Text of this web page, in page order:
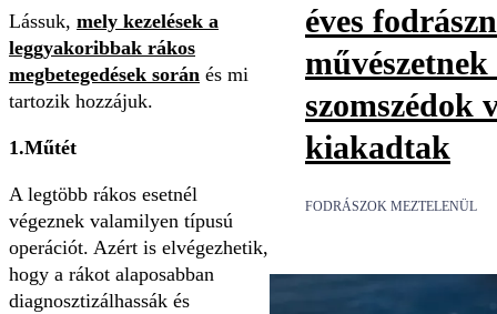
Lássuk, mely kezelések a
leggyakoribbak rákos
megbetegedések során és mi
tartozik hozzájuk.
1.Műtét
A legtöbb rákos esetnél
végeznek valamilyen típusú
operációt. Azért is elvégezhetik,
hogy a rákot alaposabban
diagnosztizálhassák és
éves
szomszédok
kiakadtak
FODRÁSZOK MEZTELENÜL